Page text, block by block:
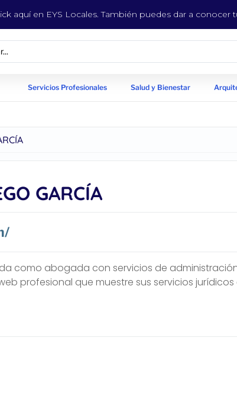
aquí en EYS Locales. También puedes dar a conocer
Servicios Profesionales Salud y Bienestar
GARCÍA
como abogada con servicios de
profesional que muestre sus servicios